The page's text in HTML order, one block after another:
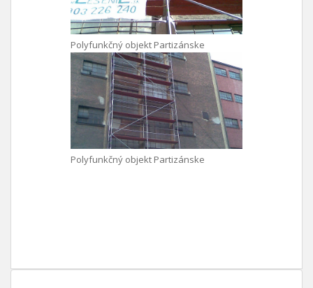
Polyfunkčný objekt Partizánske
Polyfunkčný objekt Partizánske